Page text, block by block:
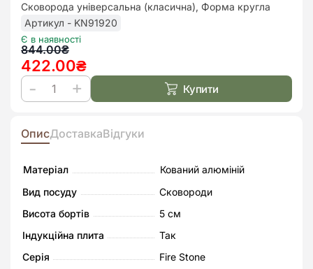
Сковорода універсальна (класична), Форма кругла
Артикул - KN91920
Є в наявності
844.00₴
Оригінальна
ціна:
844.00₴.
422.00₴
Поточна
ціна:
422.00₴.
Fire
20
Алюмінієва
Kohen
,
KN91920
кількість
Купити
ОписДоставкаВідгуки
Матеріал
Кований алюміній
Вид посуду
Сковороди
Висота бортів
5 см
Індукційна плита
Так
Серія
Fire Stone